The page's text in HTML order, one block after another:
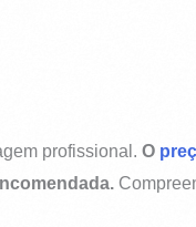
profissional. O